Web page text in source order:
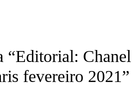
“Editorial: Chanel
fevereiro 2021”